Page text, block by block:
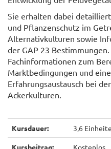
Sie erhalten dabei
und Pflanzenschutz im
Alternativkulturen sowie
der GAP 23
Fachinformationen zum
Marktbedingungen und
Erfahrungsaustausch bei
Ackerkulturen.
Kursdauer: 3,6
Kursbeitrag: Kostenlos